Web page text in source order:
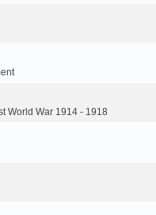
World War 1914 - 1918